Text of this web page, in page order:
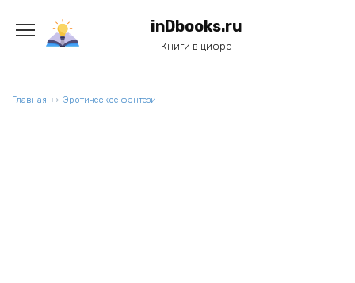
содержанию
inDbooks.ru
Книги в цифре
Главная Эротическое фэнтези